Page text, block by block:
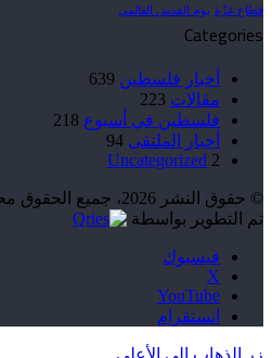
قطاع غزّة يوم القدس العالمي
Categories
أخبار فلسطين 639
مقالات 223
فلسطين في أسبوع 218
أخبار الملتقى 94
Uncategorized 2
© حقوق النشر 2026، جميع الحقوق محفوظة
تم التطوير بواسطة
فيسبوك
‫X
‫YouTube
انستقرام